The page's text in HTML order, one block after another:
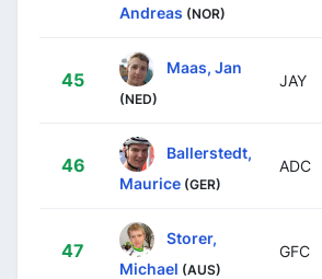
Andreas (NOR)
45
Maas, Jan
(NED)
JAY
46
Ballerstedt,
Maurice (GER)
ADC
47
Storer,
Michael (AUS)
GFC